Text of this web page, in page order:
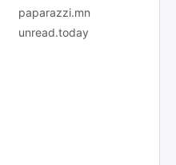
paparazzi.mn
unread.today